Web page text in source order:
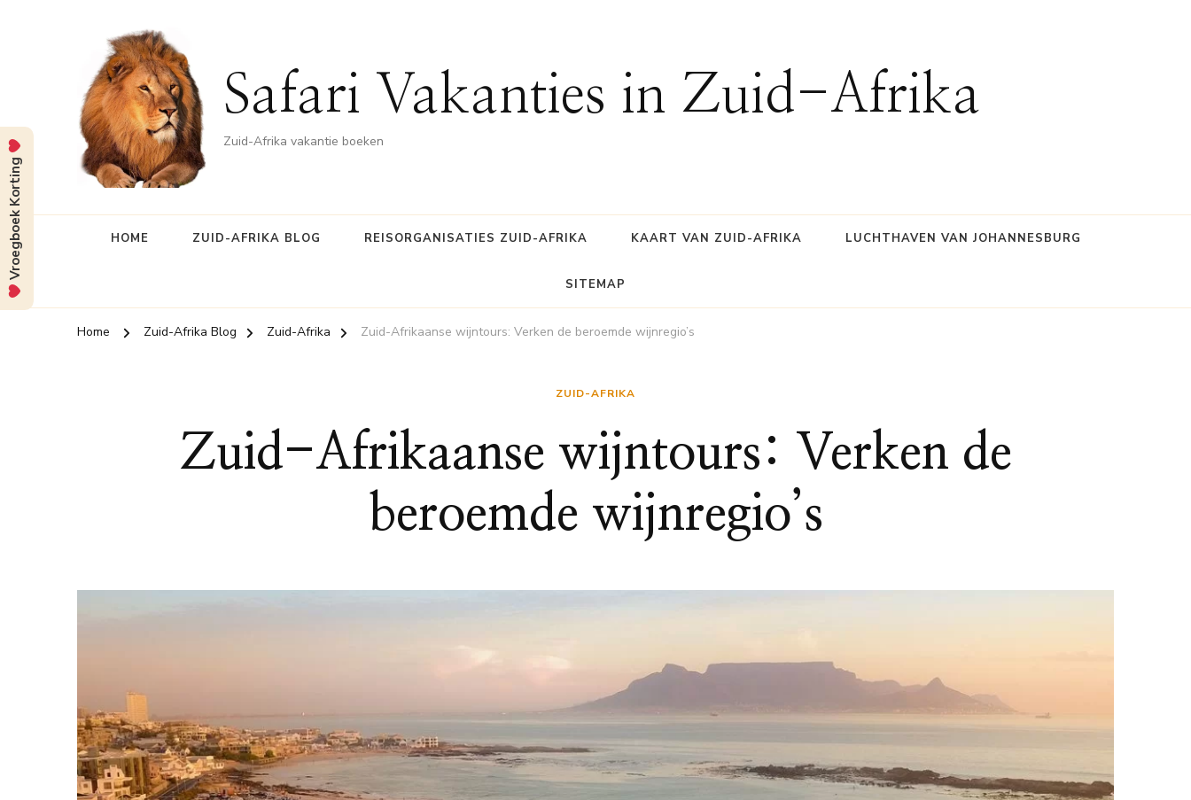
Safari Vakanties in Zuid-Afrika
Zuid-Afrika vakantie boeken
HOME ZUID-AFRIKA BLOG REISORGANISATIES ZUID-AFRIKA KAART VAN ZUID-AFRIKA LUCHTHAVEN VAN JOHANNESBURG
SITEMAP
Home Zuid-Afrika Blog Zuid-Afrika Zuid-Afrikaanse wijntours: Verken de beroemde wijnregio’s
ZUID-AFRIKA
Zuid-Afrikaanse wijntours: Verken de
beroemde wijnregio’s
Vroegboek Korting